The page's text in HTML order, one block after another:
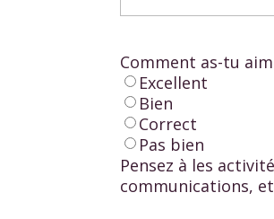
Comment as-tu
Excellent
Bien
Correct
Pas bien
Pensez à les
communications,